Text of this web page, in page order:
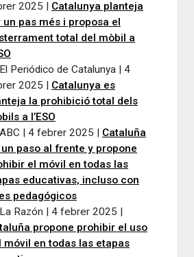
2025 | Catalunya planteja
un pas més i proposa el
total del mòbil a
El Periódico de Catalunya | 4
2025 | Catalunya es
la prohibició total dels
a l’ESO
ABC | 4 febrer 2025 | Cataluña
un paso al frente y propone
el móvil en todas las
educativas, incluso con
pedagógicos
La Razón | 4 febrer 2025 |
propone prohibir el uso
móvil en todas las etapas